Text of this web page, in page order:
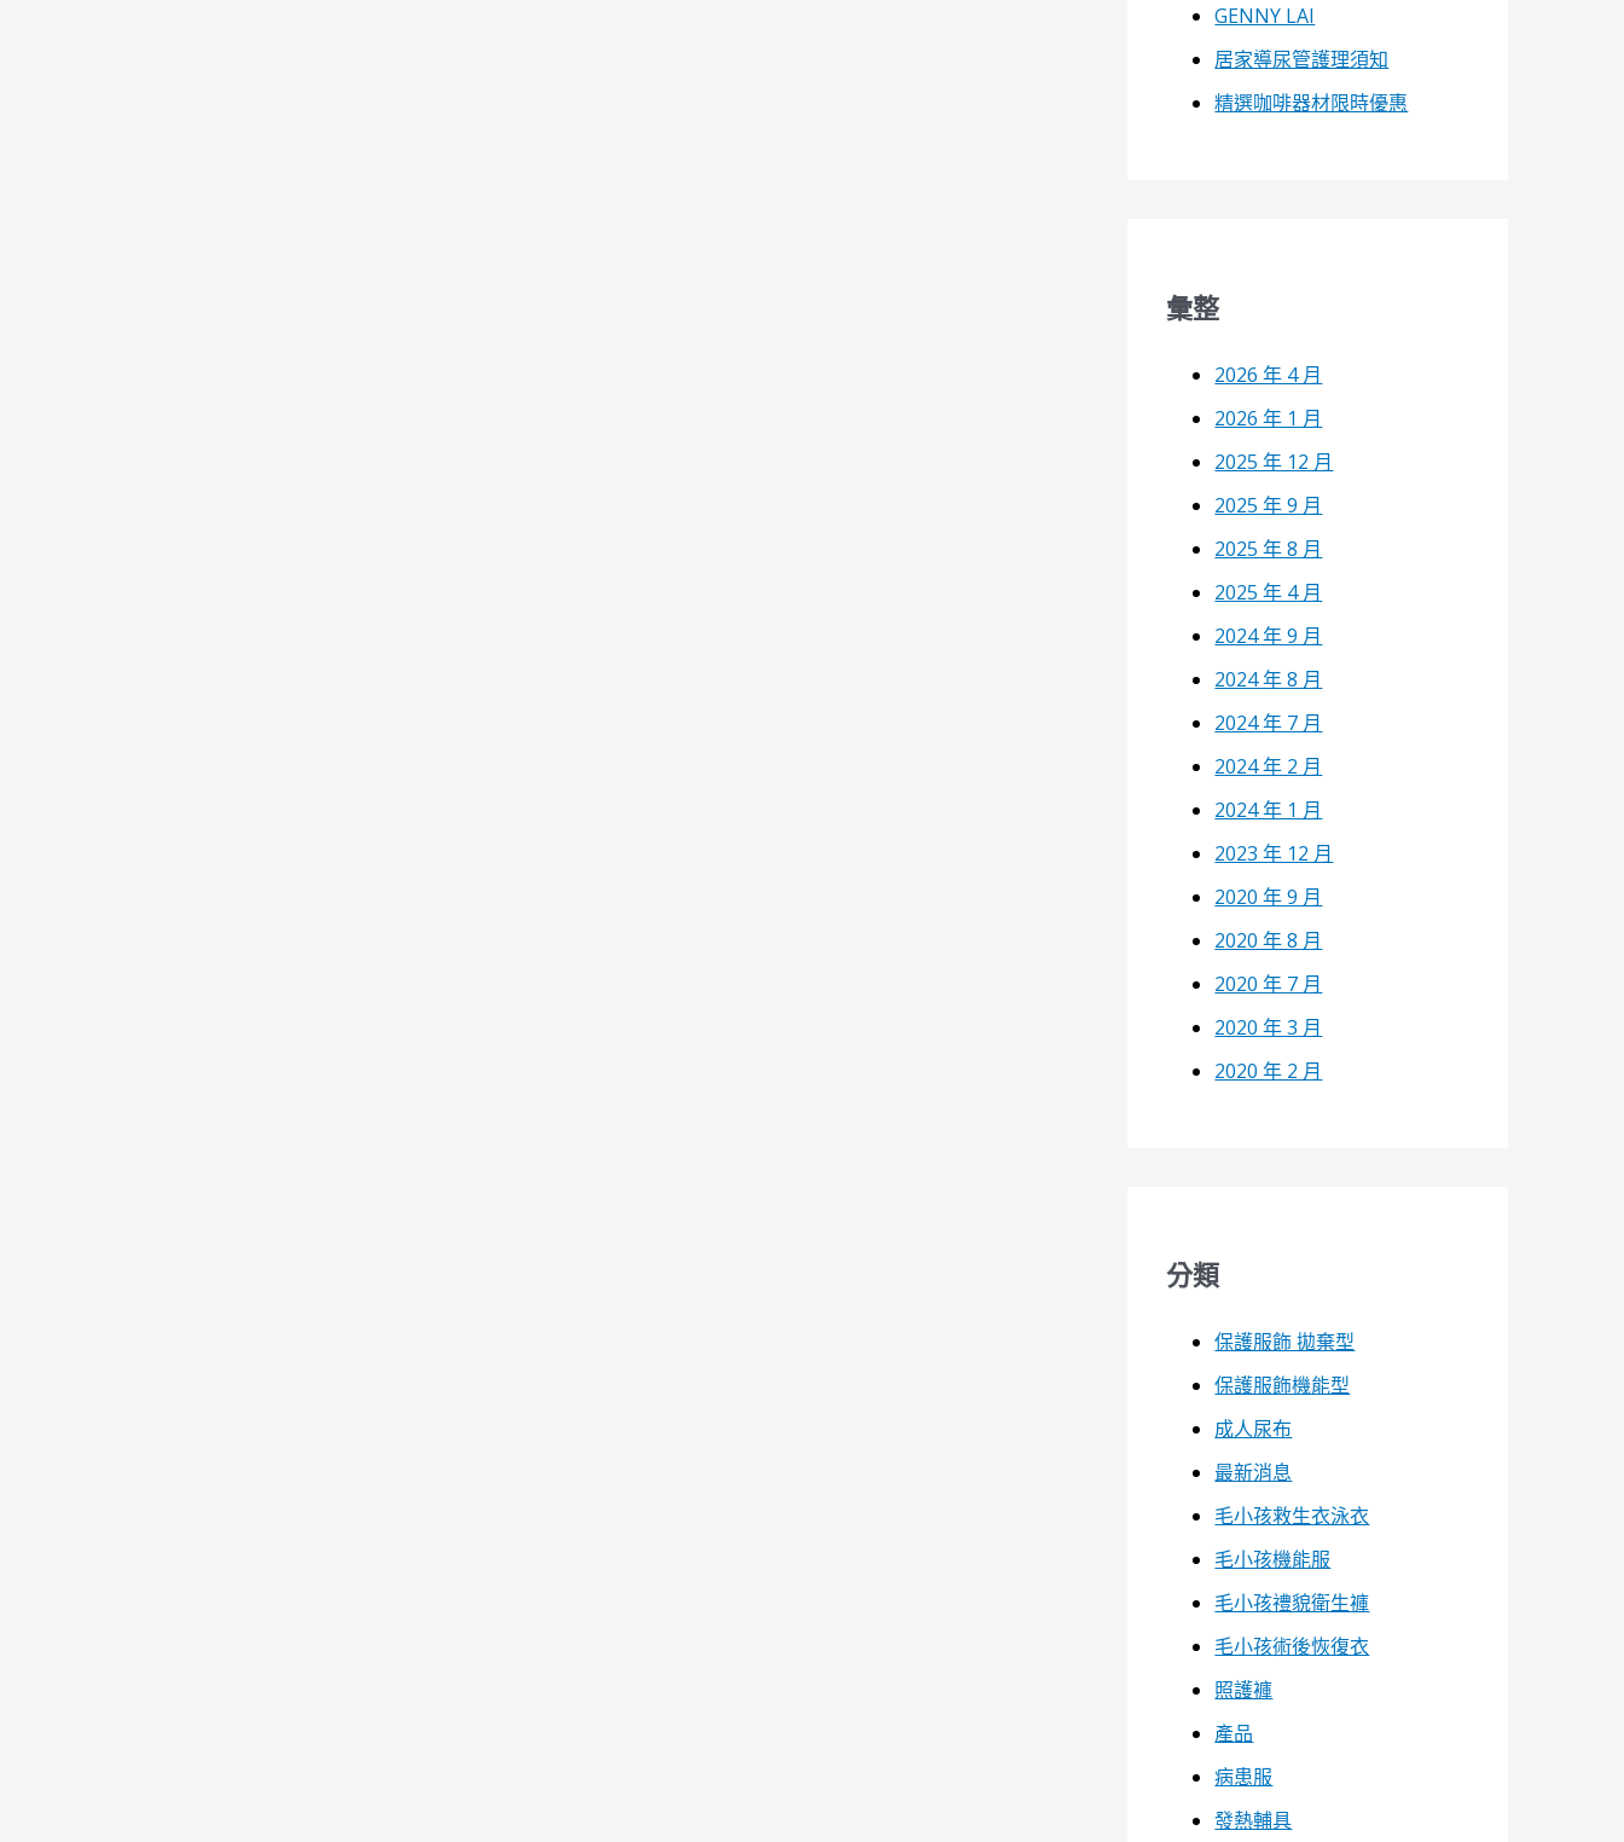
GENNY LAI
居家導尿管護理須知
精選咖啡器材限時優惠
彙整
2026 年 4 月
2026 年 1 月
2025 年 12 月
2025 年 9 月
2025 年 8 月
2025 年 4 月
2024 年 9 月
2024 年 8 月
2024 年 7 月
2024 年 2 月
2024 年 1 月
2023 年 12 月
2020 年 9 月
2020 年 8 月
2020 年 7 月
2020 年 3 月
2020 年 2 月
分類
保護服飾 拋棄型
保護服飾機能型
成人尿布
最新消息
毛小孩救生衣泳衣
毛小孩機能服
毛小孩禮貌衛生褲
毛小孩術後恢復衣
照護褲
產品
病患服
發熱輔具